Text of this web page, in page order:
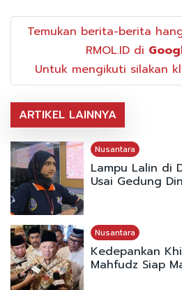
Temukan berita-berita
RMOL.ID di
Untuk mengikuti silakan
ARTIKEL LAINNYA
Nusantara
Lampu Lalin di
Usai Gedung
Nusantara
Kedepankan
Mahfudz Siap